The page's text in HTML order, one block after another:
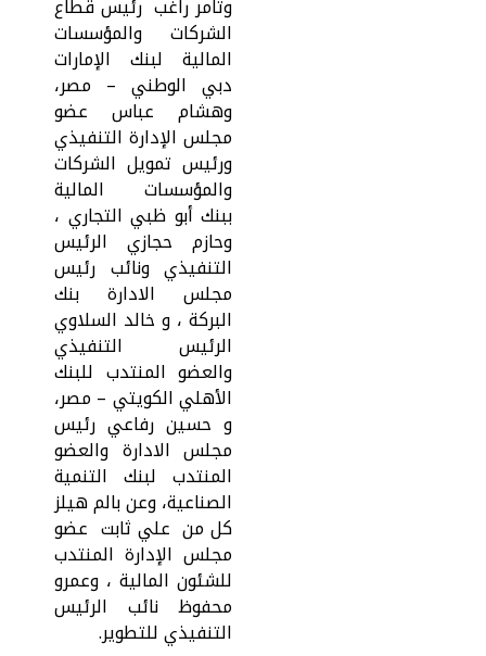
وتامر راغب رئيس قطاع
الشركات والمؤسسات
المالية لبنك الإمارات
دبي الوطني – مصر،
وهشام عباس عضو
مجلس الإدارة التنفيذي
ورئيس تمويل الشركات
والمؤسسات المالية
ببنك أبو ظبي التجاري ،
وحازم حجازي الرئيس
التنفيذي ونائب رئيس
مجلس الادارة بنك
البركة ، و خالد السلاوي
الرئيس التنفيذي
والعضو المنتدب للبنك
الأهلي الكويتي – مصر،
و حسين رفاعي رئيس
مجلس الادارة والعضو
المنتدب لبنك التنمية
الصناعية، وعن بالم هيلز
كل من علي ثابت عضو
مجلس الإدارة المنتدب
للشئون المالية ، وعمرو
محفوظ نائب الرئيس
التنفيذي للتطوير.